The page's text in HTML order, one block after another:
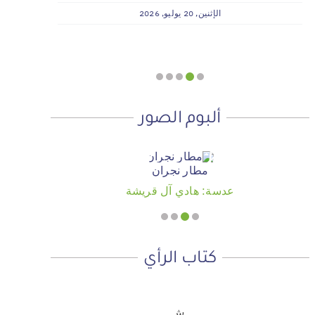
وسداد الإيجارات بدعم من منصة ديم
للمنح التنموي
الإثنين, 20 يوليو, 2026
ألبوم الصور
مطار نجران
عدسة: هادي آل قريشة
كتاب الرأي